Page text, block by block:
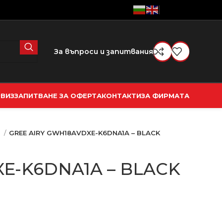
За въпроси и запитвания
ЗАПИТВАНЕ ЗА ОФЕРТАКОНТАКТИЗА ФИРМАТА
GREE AIRY GWH18AVDXE-K6DNA1A – BLACK
K6DNA1A – BLACK